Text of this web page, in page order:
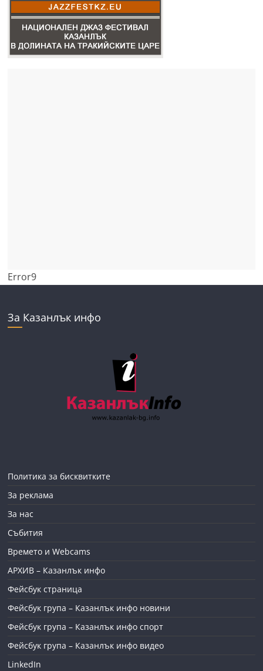
Error9
За Казанлък инфо
Политика за бисквитките
За реклама
За нас
Събития
Времето и Webcams
АРХИВ – Казанлък инфо
Фейсбук страница
Фейсбук група – Казанлък инфо новини
Фейсбук група – Казанлък инфо спорт
Фейсбук група – Казанлък инфо видео
LinkedIn